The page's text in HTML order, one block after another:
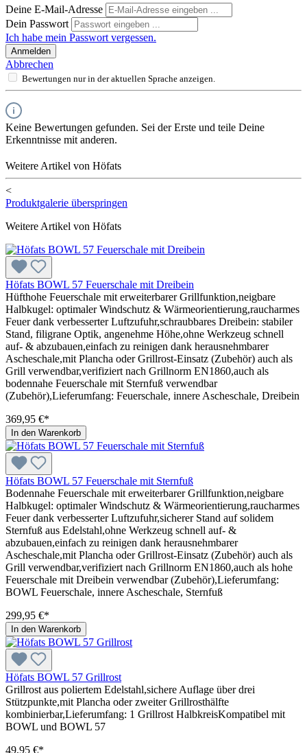
Deine E-Mail-Adresse
Dein Passwort
Ich habe mein Passwort vergessen.
Anmelden
Abbrechen
Bewertungen nur in der aktuellen Sprache anzeigen.
Keine Bewertungen gefunden. Sei der Erste und teile Deine
Erkenntnisse mit anderen.
Weitere Artikel von Höfats
<
Produktgalerie überspringen
Weitere Artikel von Höfats
Höfats BOWL 57 Feuerschale mit Dreibein
Hüfthohe Feuerschale mit erweiterbarer Grillfunktion,neigbare
Halbkugel: optimaler Windschutz & Wärmeorientierung,raucharmes
Feuer dank verbesserter Luftzufuhr,schraubbares Dreibein: stabiler
Stand, filigrane Optik, angenehme Höhe,ohne Werkzeug schnell
auf- & abzubauen,einfach zu reinigen dank herausnehmbarer
Ascheschale,mit Plancha oder Grillrost-Einsatz (Zubehör) auch als
Grill verwendbar,verifiziert nach Grillnorm EN1860,auch als
bodennahe Feuerschale mit Sternfuß verwendbar
(Zubehör),Lieferumfang: Feuerschale, innere Ascheschale, Dreibein
369,95 €*
In den Warenkorb
Höfats BOWL 57 Feuerschale mit Sternfuß
Bodennahe Feuerschale mit erweiterbarer Grillfunktion,neigbare
Halbkugel: optimaler Windschutz & Wärmeorientierung,raucharmes
Feuer dank verbesserter Luftzufuhr,sicherer Stand auf solidem
Sternfuß aus Edelstahl,ohne Werkzeug schnell auf- &
abzubauen,einfach zu reinigen dank herausnehmbarer
Ascheschale,mit Plancha oder Grillrost-Einsatz (Zubehör) auch als
Grill verwendbar,verifiziert nach Grillnorm EN1860,auch als hohe
Feuerschale mit Dreibein verwendbar (Zubehör),Lieferumfang:
BOWL Feuerschale, innere Ascheschale, Sternfuß
299,95 €*
In den Warenkorb
Höfats BOWL 57 Grillrost
Grillrost aus poliertem Edelstahl,sichere Auflage über drei
Stützpunkte,mit Plancha oder zweiter Grillrosthälfte
kombinierbar,Lieferumfang: 1 Grillrost HalbkreisKompatibel mit
BOWL und BOWL 57
49,95 €*